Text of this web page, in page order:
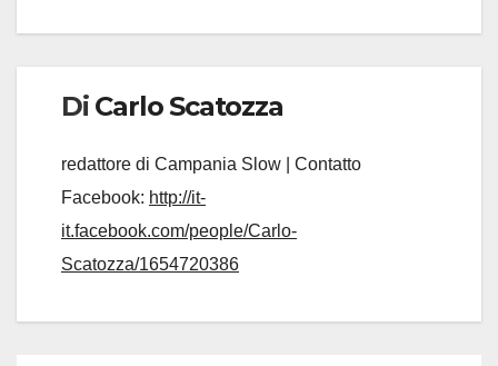
Di Carlo Scatozza
redattore di Campania Slow | Contatto
Facebook: http://it-
it.facebook.com/people/Carlo-
Scatozza/1654720386